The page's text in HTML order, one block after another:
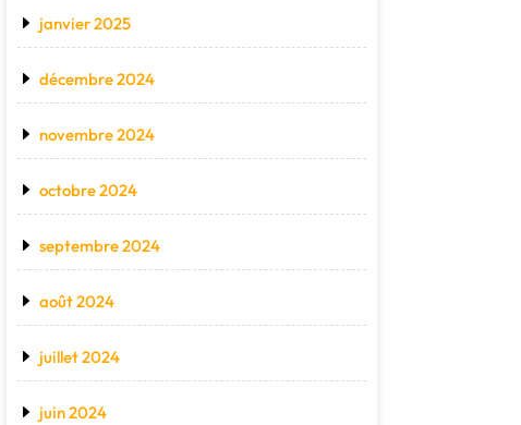
janvier 2025
décembre 2024
novembre 2024
octobre 2024
septembre 2024
août 2024
juillet 2024
juin 2024